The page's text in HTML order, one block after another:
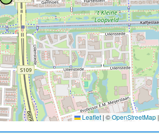
Leaflet | ©OpenStreetMap |